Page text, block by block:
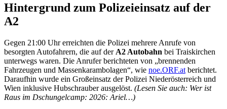
Hintergrund zum Polizeieinsatz auf der
A2
Gegen 21:00 Uhr erreichten die Polizei mehrere Anrufe von
besorgten Autofahrern, die auf der A2 Autobahn bei Traiskirchen
unterwegs waren. Die Anrufer berichteten von „brennenden
Fahrzeugen und Massenkarambolagen“, wie noe.ORF.at berichtet.
Daraufhin wurde ein Großeinsatz der Polizei Niederösterreich und
Wien inklusive Hubschrauber ausgelöst. (Lesen Sie auch: Wer ist
Raus im Dschungelcamp: 2026: Ariel…)